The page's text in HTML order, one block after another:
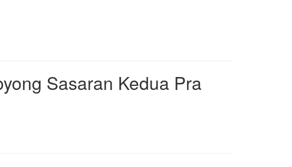
Sasaran Kedua Pra